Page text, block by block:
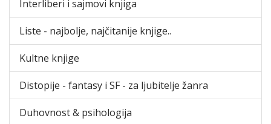
Interliberi i sajmovi knjiga
Liste - najbolje, najčitanije knjige..
Kultne knjige
Distopije - fantasy i SF - za ljubitelje žanra
Duhovnost & psihologija